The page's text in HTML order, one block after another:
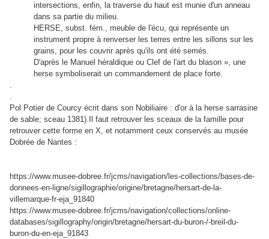
intersections, enfin, la traverse du haut est munie d'un anneau
dans sa partie du milieu.
HERSE, subst. fém., meuble de l'écu, qui représente un
instrument propre à renverser les terres entre les sillons sur les
grains, pour les couvrir après qu'ils ont été semés.
D'après le Manuel héraldique ou Clef de l'art du blason », une
herse symboliserait un commandement de place forte.
.
.
Pol Potier de Courcy écrit dans son Nobiliaire : d'or à la herse sarrasine
de sable; sceau 1381).Il faut retrouver les sceaux de la famille pour
retrouver cette forme en X, et notamment ceux conservés au musée
Dobrée de Nantes :
https://www.musee-dobree.fr/jcms/navigation/les-collections/bases-de-
donnees-en-ligne/sigillographie/origine/bretagne/hersart-de-la-
villemarque-fr-eja_91840
https://www.musee-dobree.fr/jcms/navigation/collections/online-
databases/sigillography/origin/bretagne/hersart-du-buron-/-breil-du-
buron-du-en-eja_91843